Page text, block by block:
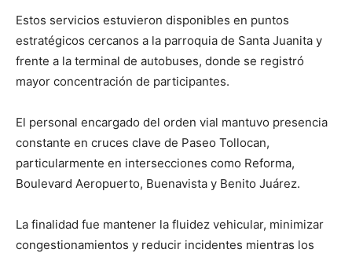
Estos servicios estuvieron disponibles en puntos
estratégicos cercanos a la parroquia de Santa Juanita y
frente a la terminal de autobuses, donde se registró
mayor concentración de participantes.
El personal encargado del orden vial mantuvo presencia
constante en cruces clave de Paseo Tollocan,
particularmente en intersecciones como Reforma,
Boulevard Aeropuerto, Buenavista y Benito Juárez.
La finalidad fue mantener la fluidez vehicular, minimizar
congestionamientos y reducir incidentes mientras los